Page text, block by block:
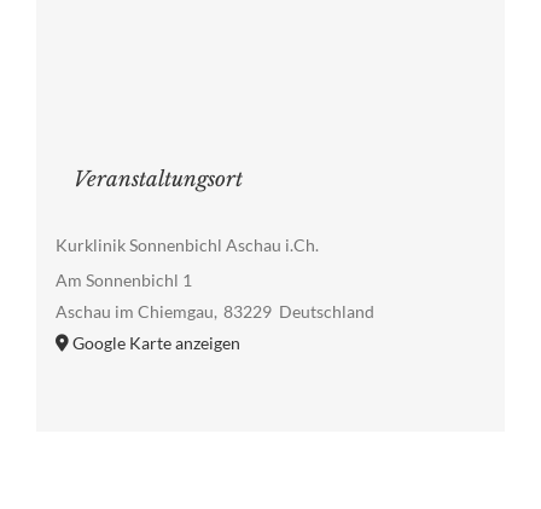
Veranstaltungsort
Kurklinik Sonnenbichl Aschau i.Ch.
Am Sonnenbichl 1
Aschau im Chiemgau, 83229 Deutschland
Google Karte anzeigen